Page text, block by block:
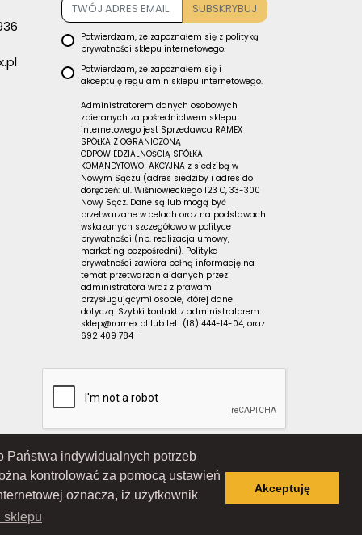
Państwa indywidualnych potrzeb
kontrolować za pomocą ustawień
oznacza, iż użytkownik
sklepu
Akceptuję
SUBSKRYBUJ
Potwierdzam, że zapoznałem się z polityką
prywatności sklepu internetowego.
Potwierdzam, że zapoznałem się i
akceptuję regulamin sklepu internetowego.
Administratorem danych osobowych
zbieranych za pośrednictwem sklepu
internetowego jest Sprzedawca RAMEX
SPÓŁKA Z OGRANICZONĄ
ODPOWIEDZIALNOŚCIĄ SPÓŁKA
KOMANDYTOWO-AKCYJNA z siedzibą w
Nowym Sączu (adres siedziby i adres do
doręczeń: ul. Wiśniowieckiego 123 C, 33-300
Nowy Sącz. Dane są lub mogą być
przetwarzane w celach oraz na podstawach
wskazanych szczegółowo w polityce
prywatności (np. realizacja umowy,
marketing bezpośredni). Polityka
prywatności zawiera pełną informację na
temat przetwarzania danych przez
administratora wraz z prawami
przysługującymi osobie, której dane
dotyczą. Szybki kontakt z administratorem:
sklep@ramex.pl lub tel.: (18) 444-14-04, oraz
692 409 784
Wiśniowieckiego 123 C, 33-300 Nowy Sącz); wpisana do Rejestru
Rejonowy dla Krakowa-Śródmieścia w Krakowie, XII Wydział
REGON: 122671197